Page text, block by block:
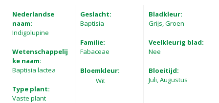
Nederlandse
naam:
Indigolupine
Wetenschappelij
ke naam:
Baptisia lactea
Type plant:
Vaste plant
Geslacht:
Baptisia
Familie:
Fabaceae
Bloemkleur:
Wit
Bladkleur:
Grijs, Groen
Veelkleurig blad:
Nee
Bloeitijd:
Juli, Augustus